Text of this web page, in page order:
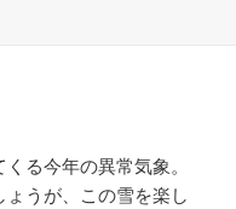
る今年の異常気象。
うが、この雪を楽し